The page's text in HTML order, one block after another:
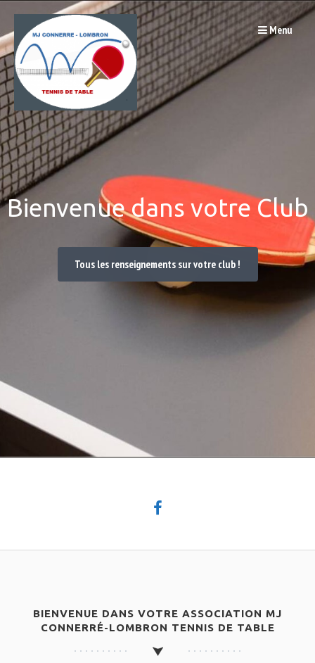
Passer
au
contenu
Menu
Bienvenue dans votre Club
Tous les renseignements sur votre club !
BIENVENUE DANS VOTRE ASSOCIATION MJ
CONNERRÉ-LOMBRON TENNIS DE TABLE